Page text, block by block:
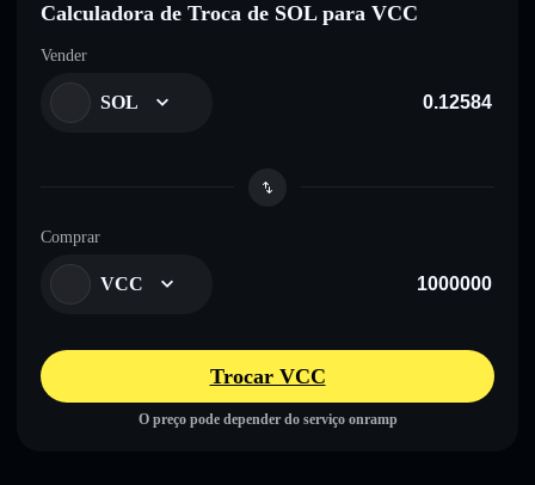
Calculadora de Troca de SOL para VCC
Vender
SOL
Comprar
VCC
Trocar VCC
O preço pode depender do serviço onramp